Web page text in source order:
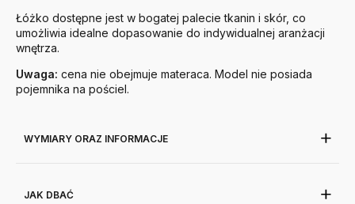
Łóżko dostępne jest w bogatej palecie tkanin i skór, co
umożliwia idealne dopasowanie do indywidualnej aranżacji
wnętrza.
Uwaga: cena nie obejmuje materaca. Model nie posiada
pojemnika na pościel.
WYMIARY ORAZ INFORMACJE
JAK DBAĆ